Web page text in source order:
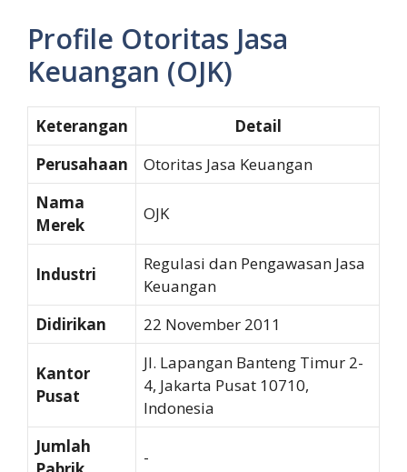
Profile Otoritas Jasa
Keuangan (OJK)
Keterangan
Detail
Perusahaan
Otoritas Jasa Keuangan
Nama
Merek
OJK
Industri
Regulasi dan Pengawasan Jasa
Keuangan
Didirikan
22 November 2011
Kantor
Pusat
Jl. Lapangan Banteng Timur 2-
4, Jakarta Pusat 10710,
Indonesia
Jumlah
-